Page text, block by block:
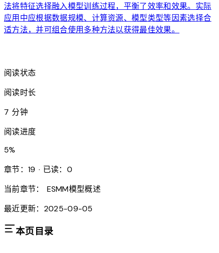
法将特征选择融入模型训练过程，平衡了效率和效果。实际
应用中应根据数据规模、计算资源、模型类型等因素选择合
适方法，并可组合使用多种方法以获得最佳效果。
阅读状态
阅读时长
7 分钟
阅读进度
5%
章节：19 · 已读：0
当前章节：
ESMM模型概述
最近更新：2025-09-05
本页目录